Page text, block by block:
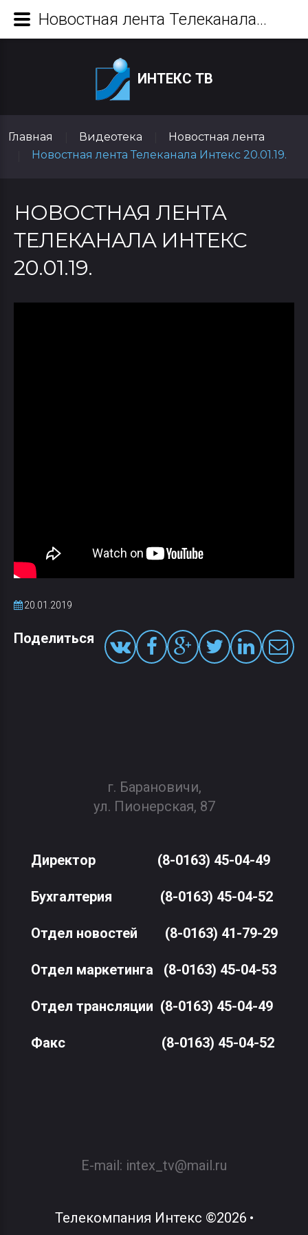
ИНТЕКС ТВ
Главная Видеотека
Новостная лента
Новостная лента Телеканала Интекс 20.01.19.
НОВОСТНАЯ ЛЕНТА
ТЕЛЕКАНАЛА ИНТЕКС
20.01.19.
20.01.2019
Поделиться
г. Барановичи,
ул. Пионерская, 87
Директор (8-0163) 45-04-49
Бухгалтерия (8-0163) 45-04-52
Отдел новостей (8-0163) 41-79-29
Отдел маркетинга (8-0163) 45-04-53
Отдел трансляции (8-0163) 45-04-49
Факс(8-0163) 45-04-52
E-mail: intex_tv@mail.ru
Телекомпания Интекс ©2026
Новостная лента Телеканала Интекс 20.01.19.